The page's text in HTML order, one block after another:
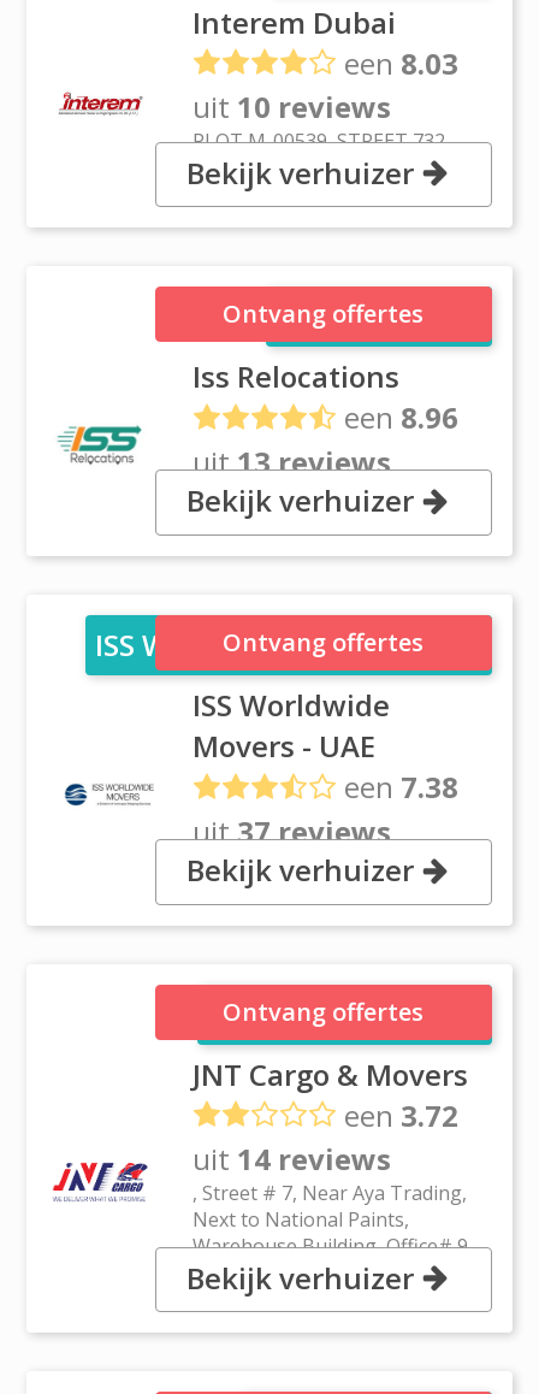
Interem Dubai
een 8.03
uit 10 reviews
PLOT M-00539, STREET 732,
NEAR LIPTON ROUND ABOUT
13, Jebel Dubai
Bekijk verhuizer
Iss Relocations
Iss Relocations
een 8.96
uit13 reviews
10th St 2 Office Court Building,
Dubai
Ontvang offertes
Bekijk verhuizer
ISS Worldwide Movers - UAE
ISS Worldwide
Movers - UAE
een 7.38
uit37 reviews
, Oud Metha Road, Room No.
515, 5th Floor, Dubai
Ontvang offertes
Bekijk verhuizer
JNT Cargo & Movers
JNT Cargo & Movers
een 3.72
uit 14 reviews
, Street # 7, Near Aya Trading,
Next to National Paints,
Warehouse Building, Office# 9,
Ground Floor, Ras Al Khor
Industrial Area 2,, Dubai
Ontvang offertes
Bekijk verhuizer